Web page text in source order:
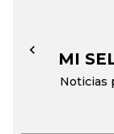
MI
Noticias
←